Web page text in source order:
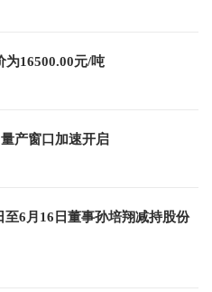
为16500.00元/吨
产窗口加速开启
6月16日董事孙培翔减持股份